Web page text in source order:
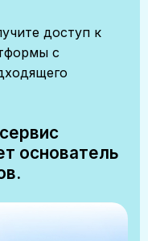
доступ к
с
основатель